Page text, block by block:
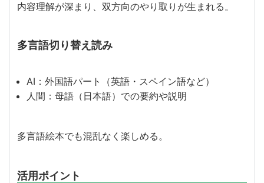
内容理解が深まり、双方向のやり取りが生まれる。
多言語切り替え読み
AI：外国語パート（英語・スペイン語など）
人間：母語（日本語）での要約や説明
多言語絵本でも混乱なく楽しめる。
活用ポイント